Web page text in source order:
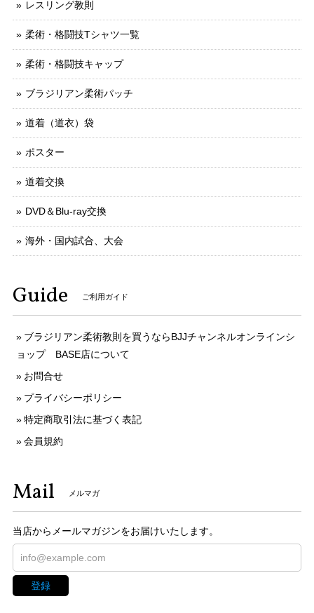
レスリング教則
柔術・格闘技Tシャツ一覧
柔術・格闘技キャップ
ブラジリアン柔術パッチ
道着（道衣）袋
ポスター
道着交換
DVD＆Blu-ray交換
海外・国内試合、大会
Guide ご利用ガイド
ブラジリアン柔術教則を買うならBJJチャンネルオンラインシ
ョップ BASE店について
お問合せ
プライバシーポリシー
特定商取引法に基づく表記
会員規約
Mail メルマガ
当店からメールマガジンをお届けいたします。
登録